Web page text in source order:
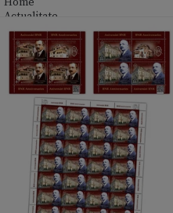
Actualitate